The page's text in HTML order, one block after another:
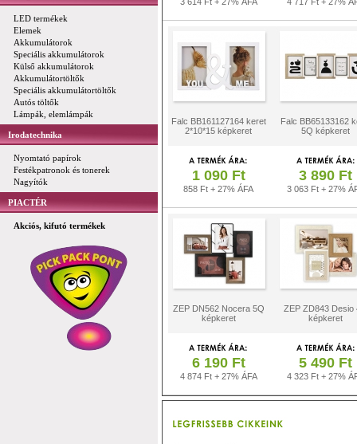
LED termékek
Elemek
Akkumulátorok
Speciális akkumulátorok
Külső akkumulátorok
Akkumulátortöltők
Speciális akkumulátortöltők
Autós töltők
Lámpák, elemlámpák
Irodatechnika
Nyomtató papírok
Festékpatronok és tonerek
Nagyítók
PIACTÉR
Akciós, kifutó termékek
Falc BB161127164 keret
2*10*15 képkeret
Falc BB65133162
5Q képkeret
1 090 Ft
858 Ft + 27% ÁFA
3 890 Ft
3 063 Ft + 27%
ZEP DN562 Nocera 5Q
képkeret
ZEP ZD843 Desio
képkeret
6 190 Ft
4 874 Ft + 27% ÁFA
5 490 Ft
4 323 Ft + 27%